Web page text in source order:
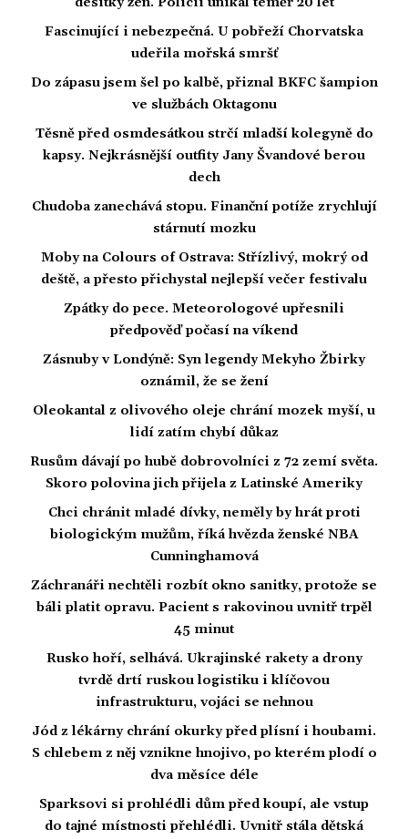
Fascinující i nebezpečná. U pobřeží Chorvatska
udeřila mořská smršť
Do zápasu jsem šel po kalbě, přiznal BKFC šampion
ve službách Oktagonu
Těsně před osmdesátkou strčí mladší kolegyně do
kapsy. Nejkrásnější outfity Jany Švandové berou
dech
Chudoba zanechává stopu. Finanční potíže zrychlují
stárnutí mozku
Moby na Colours of Ostrava: Střízlivý, mokrý od
deště, a přesto přichystal nejlepší večer festivalu
Zpátky do pece. Meteorologové upřesnili
předpověď počasí na víkend
Zásnuby v Londýně: Syn legendy Mekyho Žbirky
oznámil, že se žení
Oleokantal z olivového oleje chrání mozek myší, u
lidí zatím chybí důkaz
Rusům dávají po hubě dobrovolníci z 72 zemí světa.
Skoro polovina jich přijela z Latinské Ameriky
Chci chránit mladé dívky, neměly by hrát proti
biologickým mužům, říká hvězda ženské NBA
Cunninghamová
Záchranáři nechtěli rozbít okno sanitky, protože se
báli platit opravu. Pacient s rakovinou uvnitř trpěl
45 minut
Rusko hoří, selhává. Ukrajinské rakety a drony
tvrdě drtí ruskou logistiku i klíčovou
infrastrukturu, vojáci se nehnou
Jód z lékárny chrání okurky před plísní i houbami.
S chlebem z něj vznikne hnojivo, po kterém plodí o
dva měsíce déle
Sparksovi si prohlédli dům před koupí, ale vstup
do tajné místnosti přehlédli. Uvnitř stála dětská